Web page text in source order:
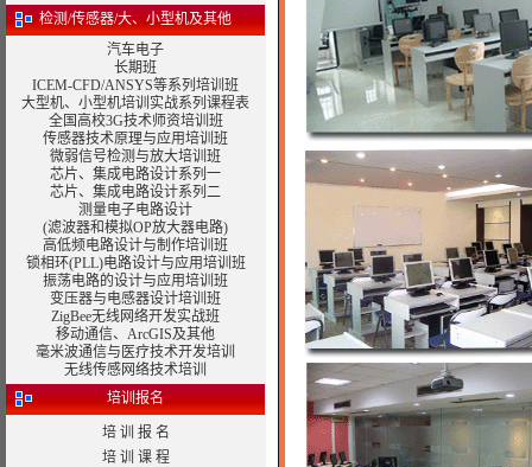
检测/传感器/大、小型机及其他
汽车电子
长期班
ICEM-CFD/ANSYS等系列培训班
大型机、小型机培训实战系列课程表
全国高校3G技术师资培训班
传感器技术原理与应用培训班
微弱信号检测与放大培训班
芯片、集成电路设计系列一
芯片、集成电路设计系列二
测量电子电路设计
(滤波器和模拟OP放大器电路)
高低频电路设计与制作培训班
锁相环(PLL)电路设计与应用培训班
振荡电路的设计与应用培训班
变压器与电感器设计培训班
ZigBee无线网络开发实战班
移动通信、 ArcGIS及其他
毫米波通信与医疗技术开发培训
无线传感网络技术培训
培训报名
培 训 报 名
培 训 课 程